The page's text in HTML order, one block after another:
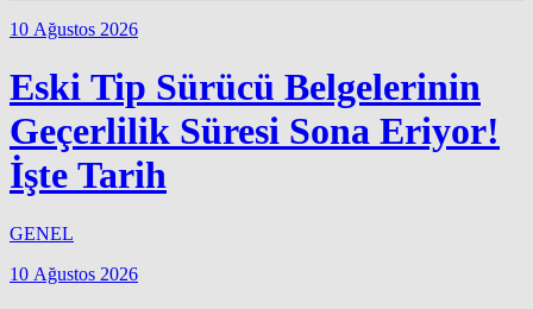
10 Ağustos 2026
Eski Tip Sürücü Belgelerinin
Geçerlilik Süresi Sona Eriyor!
İşte Tarih
GENEL
10 Ağustos 2026